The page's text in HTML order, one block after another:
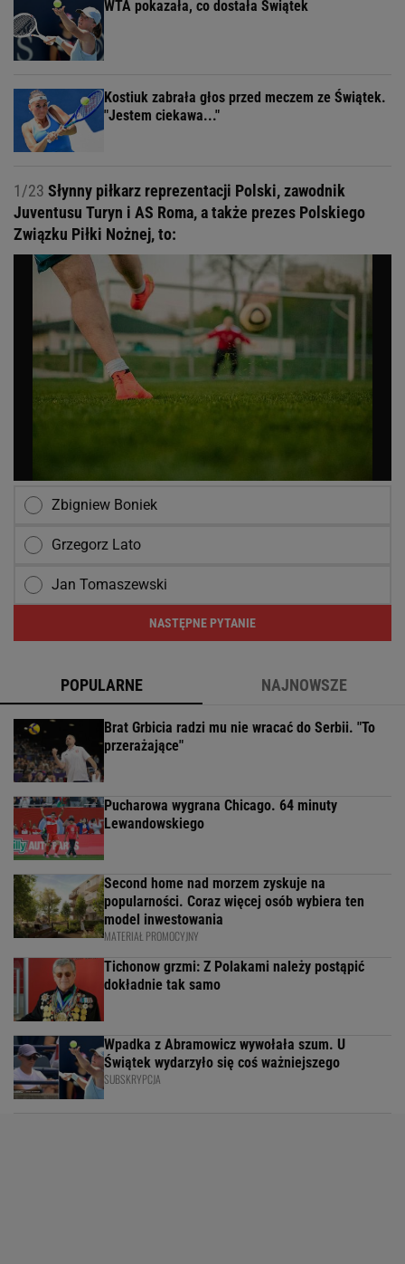
WTA pokazała, co dostała Świątek
Kostiuk zabrała głos przed meczem ze Świątek.
"Jestem ciekawa..."
1/23 Słynny piłkarz reprezentacji Polski, zawodnik
Juventusu Turyn i AS Roma, a także prezes Polskiego
Związku Piłki Nożnej, to:
Zbigniew Boniek
Grzegorz Lato
Jan Tomaszewski
NASTĘPNE PYTANIE
POPULARNE NAJNOWSZE
Brat Grbicia radzi mu nie wracać do Serbii. "To
przerażające"
Pucharowa wygrana Chicago. 64 minuty
Lewandowskiego
Second home nad morzem zyskuje na
popularności. Coraz więcej osób wybiera ten
model inwestowania
MATERIAŁ PROMOCYJNY
Tichonow grzmi: Z Polakami należy postąpić
dokładnie tak samo
Wpadka z Abramowicz wywołała szum. U
Świątek wydarzyło się coś ważniejszego
SUBSKRYPCJA